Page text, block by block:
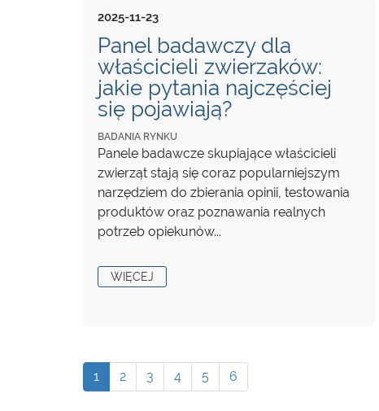
2025-11-23
Panel badawczy dla
właścicieli zwierzaków:
jakie pytania najczęściej
się pojawiają?
BADANIA RYNKU
Panele badawcze skupiające właścicieli
zwierząt stają się coraz popularniejszym
narzędziem do zbierania opinii, testowania
produktów oraz poznawania realnych
potrzeb opiekunów...
WIĘCEJ
1 2 3 4 5 6